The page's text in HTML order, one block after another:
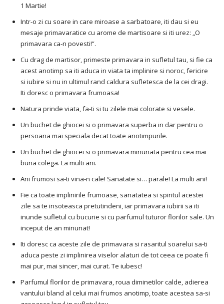
1 Martie!
Intr-o zi cu soare in care miroase a sarbatoare, iti dau si eu
mesaje primavaratice cu arome de martisoare si iti urez: „O
primavara ca-n povesti!”.
Cu drag de martisor, primeste primavara in sufletul tau, si fie ca
acest anotimp sa iti aduca in viata ta implinire si noroc, fericire
si iubire si nu in ultimul rand caldura sufletesca de la cei dragi.
Iti doresc o primavara frumoasa!
Natura prinde viata, fa-ti si tu zilele mai colorate si vesele.
Un buchet de ghiocei si o primavara superba in dar pentru o
persoana mai speciala decat toate anotimpurile.
Un buchet de ghiocei si o primavara minunata pentru cea mai
buna colega. La multi ani.
Ani frumosi sa-ti vina-n cale! Sanatate si… parale! La multi ani!
Fie ca toate implinirile frumoase, sanatatea si spiritul acestei
zile sa te insoteasca pretutindeni, iar primavara iubirii sa iti
inunde sufletul cu bucurie si cu parfumul tuturor florilor sale. Un
inceput de an minunat!
Iti doresc ca aceste zile de primavara si rasaritul soarelui sa-ti
aduca peste zi implinirea viselor alaturi de tot ceea ce poate fi
mai pur, mai sincer, mai curat. Te iubesc!
Parfumul florilor de primavara, roua diminetilor calde, adierea
vantului bland al celui mai frumos anotimp, toate acestea sa-si